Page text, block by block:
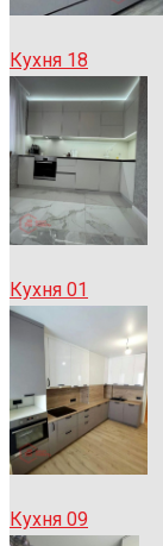
Кухня 18
Кухня 01
Кухня 09